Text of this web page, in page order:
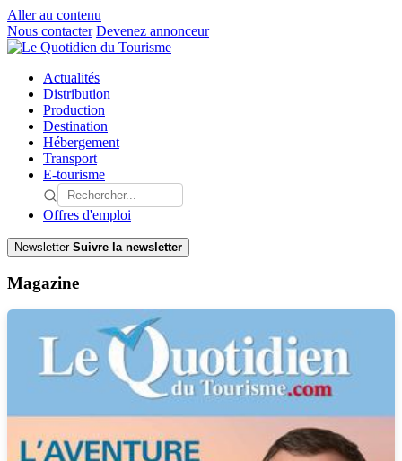
Aller au contenu
Nous contacter Devenez annonceur
Actualités
Distribution
Production
Destination
Hébergement
Transport
E-tourisme
Offres d'emploi
Newsletter Suivre la newsletter
Magazine